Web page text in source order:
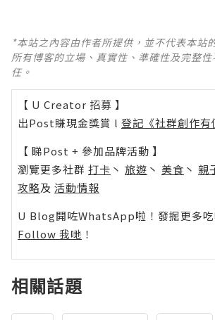
*本站之內容由作者所提供，並不代表本站
所有博客的立場、真實性、準確性及完整
任。
【 U Creator 招募 】
出Post賺現金獎賞 l 登記《社群創作有
【 睇Post + 參加品牌活動 】
瀏覽更多社群 打卡 丶 旅遊 丶 美食 丶 親
攻略及 活動情報
U Blog開咗WhatsApp啦！發掘更多吃
Follow 我哋 ！
相關話題